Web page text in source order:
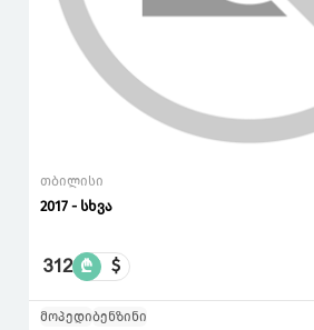
თბილისი
2017 - სხვა
312 ₾ $
მოპედიბენზინი